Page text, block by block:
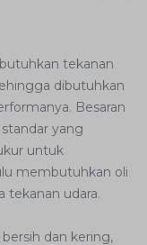
tekanan
dibutuhkan
Besaran
yang
untuk
membutuhkan oli
tekanan udara.
dan kering,